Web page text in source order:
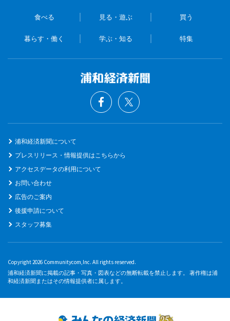
食べる 見る・遊ぶ 買う
暮らす・働く 学ぶ・知る 特集
浦和経済新聞について
プレスリリース・情報提供はこちらから
アクセスデータの利用について
お問い合わせ
広告のご案内
後援申請について
スタッフ募集
Copyright 2026 Communitycom,Inc. All rights reserved.
浦和経済新聞に掲載の記事・写真・図表などの無断転載を禁止します。 著作権は浦
和経済新聞またはその情報提供者に属します。